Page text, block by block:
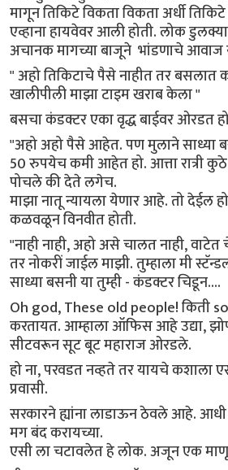
मागून तिकिटे विकता विकता अर्धी
एव्हाना हायवेवर आली होती. लोक
अचानक मागच्या बाजूने भांडणाचे आवाज
" अहो तिकिटाचे पैसे नाहीत तर बसलात
खालीपीली माझा टाइम खराब केला "
बसचा कंडक्टर एका वृद्ध बाईवर ओरडत
"अहो अहो पैसे आहेत. पण मुलाने साध्या
50 रुपयेच कमी आहेत हो. आत्ता रात्री
पोचले की देते लगेच.
माझा नातू न्यायला येणार आहे. तो देईल
कळवळून विनवीत होती.
"नाही नाही, अहो असे चालत नाही,
तर नोकरीं जाईल माझी. तुम्हाला मी
साध्या बसनी या तुम्ही - कंडक्टर चिडून....
Oh god, These old people! किती
करतायत. आम्हाला ऑफिस आहे उद्या,
सीटवरून सूट बूट महाराज ओरडले.
हो ना, परवडत नव्हते तर यायचे
प्रवासी.
सरकारने ह्यांना लाडाऊन ठेवले आहे.
मग बंद करायच्या.
एसी ला चटावलेत हे लोक. अजून एक